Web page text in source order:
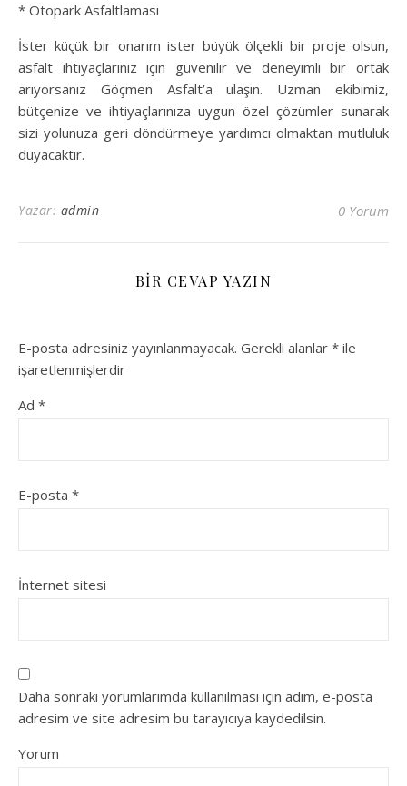
* Otopark Asfaltlaması
İster küçük bir onarım ister büyük ölçekli bir proje olsun,
asfalt ihtiyaçlarınız için güvenilir ve deneyimli bir ortak
arıyorsanız Göçmen Asfalt’a ulaşın. Uzman ekibimiz,
bütçenize ve ihtiyaçlarınıza uygun özel çözümler sunarak
sizi yolunuza geri döndürmeye yardımcı olmaktan mutluluk
duyacaktır.
Yazar: admin 0 Yorum
BIR CEVAP YAZIN
E-posta adresiniz yayınlanmayacak. Gerekli alanlar * ile
işaretlenmişlerdir
Ad *
E-posta *
İnternet sitesi
Daha sonraki yorumlarımda kullanılması için adım, e-posta
adresim ve site adresim bu tarayıcıya kaydedilsin.
Yorum